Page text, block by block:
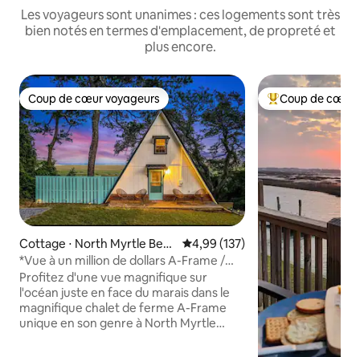
Les voyageurs sont unanimes : ces logements sont très
bien notés en termes d'emplacement, de propreté et
plus encore.
Coup de cœur voyageurs
Coup de cœur voyageurs
Cottage ⋅ North Myrtle Beac
h
Évaluation moyenne sur la
4,99 (137)
*Vue à un million de dollars A-Frame /
Jacuzzi / Foyer*
Profitez d'une vue magnifique sur
l'océan juste en face du marais dans le
magnifique chalet de ferme A-Frame
unique en son genre à North Myrtle
Coups de cœur
Coup de cœur